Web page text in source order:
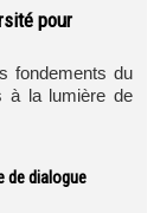
pour
fondements du
à la lumière de
de dialogue